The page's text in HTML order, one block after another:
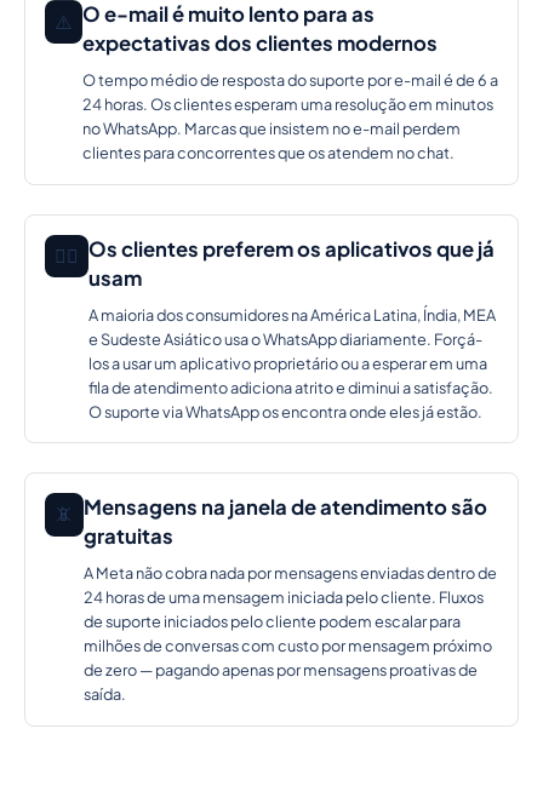
⚠️ O e-mail é muito lento para as
expectativas dos clientes modernos
O tempo médio de resposta do suporte por e-mail é de 6 a
24 horas. Os clientes esperam uma resolução em minutos
no WhatsApp. Marcas que insistem no e-mail perdem
clientes para concorrentes que os atendem no chat.
🕵️‍♂️ Os clientes preferem os aplicativos que já
usam
A maioria dos consumidores na América Latina, Índia, MEA
e Sudeste Asiático usa o WhatsApp diariamente. Forçá-
los a usar um aplicativo proprietário ou a esperar em uma
fila de atendimento adiciona atrito e diminui a satisfação.
O suporte via WhatsApp os encontra onde eles já estão.
📵 Mensagens na janela de atendimento são
gratuitas
A Meta não cobra nada por mensagens enviadas dentro de
24 horas de uma mensagem iniciada pelo cliente. Fluxos
de suporte iniciados pelo cliente podem escalar para
milhões de conversas com custo por mensagem próximo
de zero — pagando apenas por mensagens proativas de
saída.